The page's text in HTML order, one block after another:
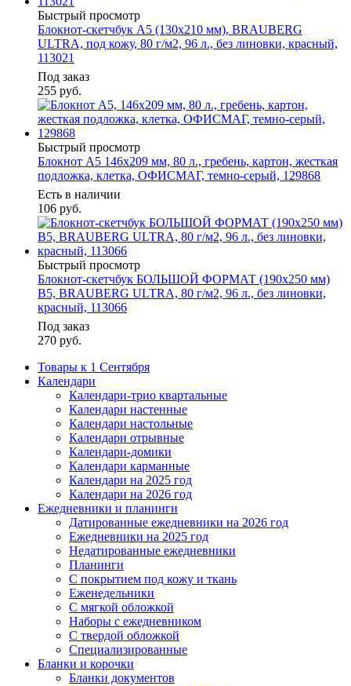
Быстрый просмотр
Блокнот-скетчбук А5 (130х210 мм), BRAUBERG
ULTRA, под кожу, 80 г/м2, 96 л., без линовки, красный,
113021
Под заказ
255 руб.
Быстрый просмотр
Блокнот А5 146х209 мм, 80 л., гребень, картон, жесткая
подложка, клетка, ОФИСМАГ, темно-серый, 129868
Есть в наличии
106 руб.
Быстрый просмотр
Блокнот-скетчбук БОЛЬШОЙ ФОРМАТ (190х250 мм)
В5, BRAUBERG ULTRA, 80 г/м2, 96 л., без линовки,
красный, 113066
Под заказ
270 руб.
Товары к 1 Сентября
Календари
Календари-трио квартальные
Календари настенные
Календари настольные
Календари отрывные
Календари-домики
Календари карманные
Календари на 2025 год
Календари на 2026 год
Ежедневники и планинги
Датированные ежедневники на 2026 год
Ежедневники на 2025 год
Недатированные ежедневники
Планинги
С покрытием под кожу и ткань
Еженедельники
С мягкой обложкой
Наборы с ежедневником
С твердой обложкой
Специализированные
Бланки и корочки
Бланки документов